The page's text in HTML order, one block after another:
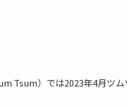
Tsum）では2023年4月ツ